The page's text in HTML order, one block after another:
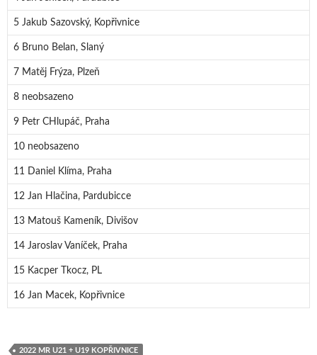
5 Jakub Sazovský, Kopřivnice
6 Bruno Belan, Slaný
7 Matěj Frýza, Plzeň
8 neobsazeno
9 Petr CHlupáč, Praha
10 neobsazeno
11 Daniel Klíma, Praha
12 Jan Hlačina, Pardubicce
13 Matouš Kameník, Divišov
14 Jaroslav Vaníček, Praha
15 Kacper Tkocz, PL
16 Jan Macek, Kopřivnice
2022 MR U21 + U19 KOPŘIVNICE